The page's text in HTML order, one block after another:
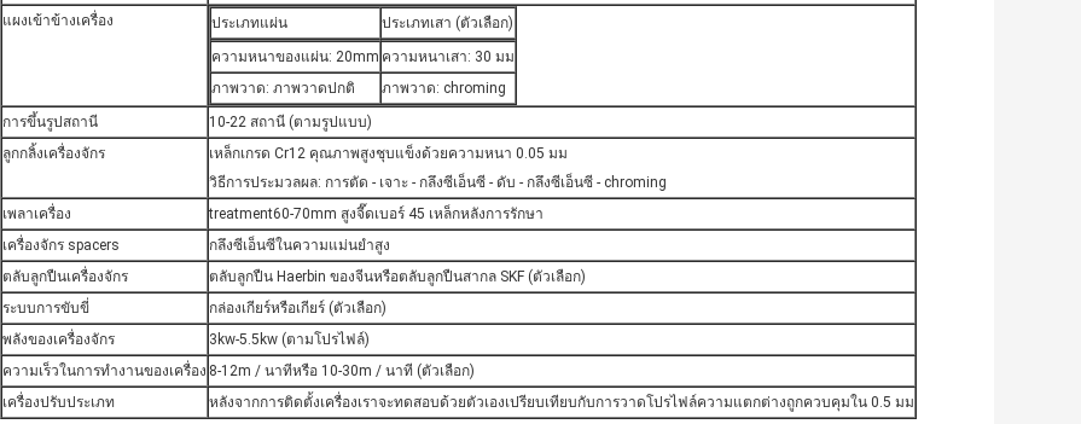
แผงเข้าข้างเครื่อง
ประเภทแผ่น
ประเภทเสา (ตัวเลือก)
ความหนาของแผ่น: 20mm ความหนาเสา: 30 มม
ภาพวาด: ภาพวาดปกติ
ภาพวาด: chroming
การขึ้นรูปสถานี
10-22 สถานี (ตามรูปแบบ)
ลูกกลิ้งเครื่องจักร
เหล็กเกรด Cr12 คุณภาพสูงชุบแข็งด้วยความหนา 0.05 มม
วิธีการประมวลผล: การตัด - เจาะ - กลึงซีเอ็นซี - ดับ - กลึงซีเอ็นซี - chroming
เพลาเครื่อง
treatment60-70mm สูงจี๊ดเบอร์ 45 เหล็กหลังการรักษา
เครื่องจักร spacers
กลึงซีเอ็นซีในความแม่นยำสูง
ตลับลูกปืนเครื่องจักร
ตลับลูกปืน Haerbin ของจีนหรือตลับลูกปืนสากล SKF (ตัวเลือก)
ระบบการขับขี่
กล่องเกียร์หรือเกียร์ (ตัวเลือก)
พลังของเครื่องจักร
3kw-5.5kw (ตามโปรไฟล์)
ความเร็วในการทำงานของเครื่อง 8-12m / นาทีหรือ 10-30m / นาที (ตัวเลือก)
เครื่องปรับประเภท
หลังจากการติดตั้งเครื่องเราจะทดสอบด้วยตัวเองเปรียบเทียบกับการวาดโปรไฟล์ความแตกต่างถูกควบคุมใน 0.5 มม